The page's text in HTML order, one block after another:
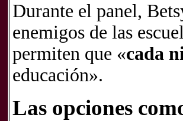
Durante el panel,
enemigos de las
permiten que «cada
educación».
Las opciones